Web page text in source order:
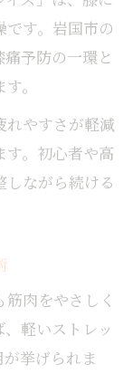
す。岩国市の
予防の一環と
。
れやすさが軽減
す。初心者や高
ながら続ける
肉をやさしく
軽いストレッ
挙げられま